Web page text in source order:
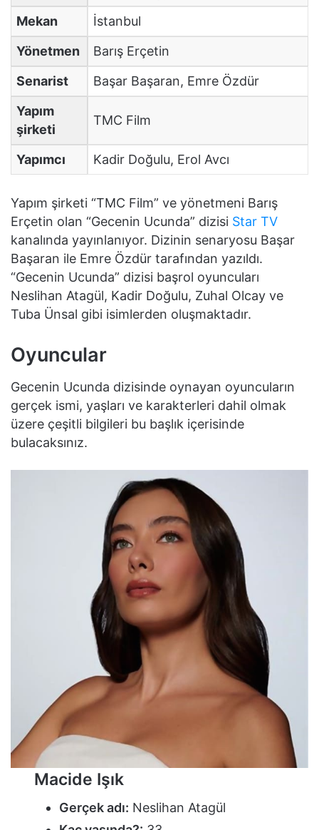
Mekan
İstanbul
Yönetmen
Barış Erçetin
Senarist
Başar Başaran, Emre Özdür
Yapım
şirketi
TMC Film
Yapımcı Kadir Doğulu, Erol Avcı
Yapım şirketi “TMC Film” ve yönetmeni Barış
Erçetin olan “Gecenin Ucunda” dizisi Star TV
kanalında yayınlanıyor. Dizinin senaryosu Başar
Başaran ile Emre Özdür tarafından yazıldı.
“Gecenin Ucunda” dizisi başrol oyuncuları
Neslihan Atagül, Kadir Doğulu, Zuhal Olcay ve
Tuba Ünsal gibi isimlerden oluşmaktadır.
Oyuncular
Gecenin Ucunda dizisinde oynayan oyuncuların
gerçek ismi, yaşları ve karakterleri dahil olmak
üzere çeşitli bilgileri bu başlık içerisinde
bulacaksınız.
Macide Işık
Gerçek adı: Neslihan Atagül